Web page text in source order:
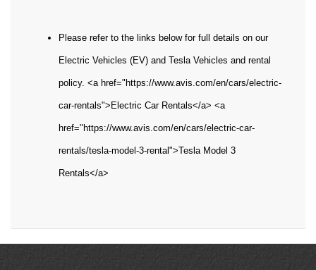
Please refer to the links below for full details on our
Electric Vehicles (EV) and Tesla Vehicles and rental
policy. <a href="https://www.avis.com/en/cars/electric-
car-rentals">Electric Car Rentals</a> <a
href="https://www.avis.com/en/cars/electric-car-
rentals/tesla-model-3-rental">Tesla Model 3
Rentals</a>